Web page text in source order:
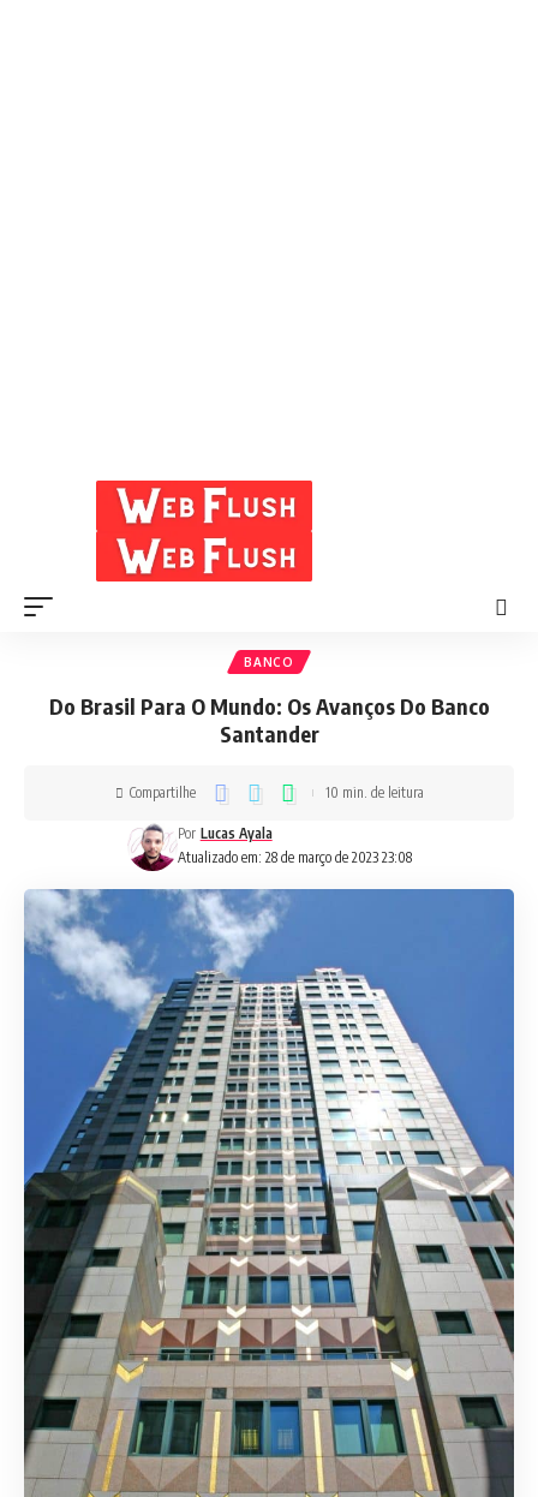
BANCO
Do Brasil Para O Mundo: Os Avanços Do Banco
Santander
Atualizado em: 28 de março de 2023 23:08
Por Lucas Ayala
Compartilhe 10 min. de leitura